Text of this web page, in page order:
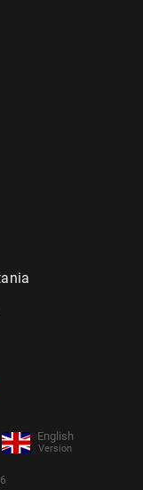
English
Version